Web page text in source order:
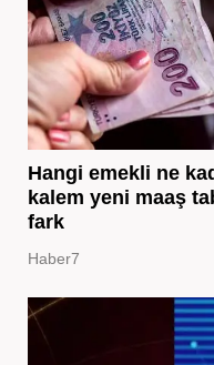
Hangi emekli ne
kalem yeni maaş
fark
Haber7